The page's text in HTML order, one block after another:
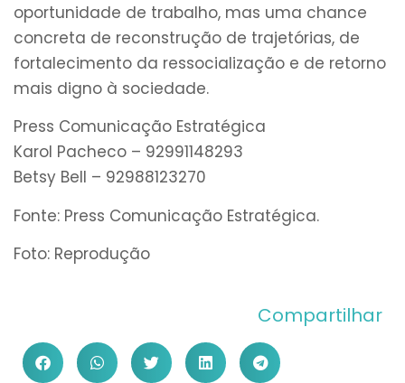
oportunidade de trabalho, mas uma chance
concreta de reconstrução de trajetórias, de
fortalecimento da ressocialização e de retorno
mais digno à sociedade.
Press Comunicação Estratégica
Karol Pacheco – 92991148293
Betsy Bell – 92988123270
Fonte: Press Comunicação Estratégica.
Foto: Reprodução
Compartilhar